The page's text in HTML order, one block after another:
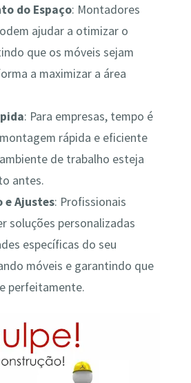
do Espaço: Montadores
ajudar a otimizar o
que os móveis sejam
a maximizar a área
: Para empresas, tempo é
rápida e eficiente
de trabalho esteja
antes.
e Ajustes: Profissionais
soluções personalizadas
específicas do seu
móveis e garantindo que
perfeitamente.